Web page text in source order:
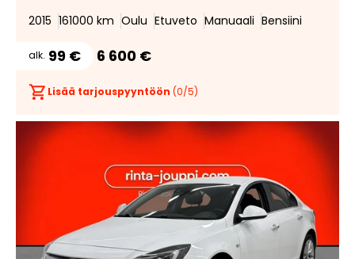
2015 161000 km Oulu Etuveto Manuaali Bensiini
alk. 99 € 6 600 €
Lisää tarjouspyyntöön (0/5)